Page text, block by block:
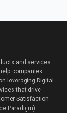
and services
companies
leveraging Digital
that drive
Satisfaction
Paradigm).